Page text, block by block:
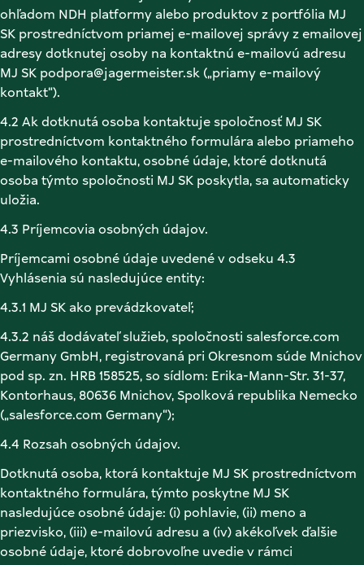
ohľadom NDH platformy alebo produktov z portfólia MJ
SK prostredníctvom priamej e-mailovej správy z emailovej
adresy dotknutej osoby na kontaktnú e-mailovú adresu
MJ SK podpora@jagermeister.sk („priamy e-mailový
kontakt“).
4.2 Ak dotknutá osoba kontaktuje spoločnosť MJ SK
prostredníctvom kontaktného formulára alebo priameho
e-mailového kontaktu, osobné údaje, ktoré dotknutá
osoba týmto spoločnosti MJ SK poskytla, sa automaticky
uložia.
4.3 Príjemcovia osobných údajov.
Príjemcami osobné údaje uvedené v odseku 4.3
Vyhlásenia sú nasledujúce entity:
4.3.1 MJ SK ako prevádzkovateľ;
4.3.2 náš dodávateľ služieb, spoločnosti salesforce.com
Germany GmbH, registrovaná pri Okresnom súde Mnichov
pod sp. zn. HRB 158525, so sídlom: Erika-Mann-Str. 31-37,
Kontorhaus, 80636 Mnichov, Spolková republika Nemecko
(„salesforce.com Germany“);
4.4 Rozsah osobných údajov.
Dotknutá osoba, ktorá kontaktuje MJ SK prostredníctvom
kontaktného formulára, týmto poskytne MJ SK
nasledujúce osobné údaje: (i) pohlavie, (ii) meno a
priezvisko, (iii) e-mailovú adresu a (iv) akékoľvek ďalšie
osobné údaje, ktoré dobrovoľne uvedie v rámci